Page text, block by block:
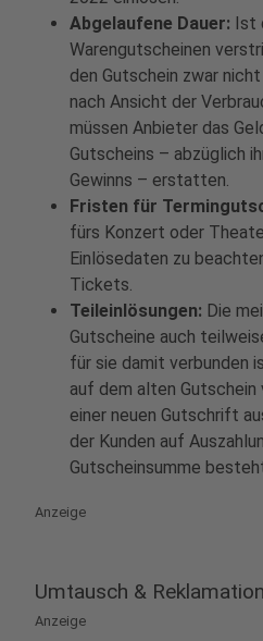
Abgelaufene Dauer: Ist
Warengutscheinen
den Gutschein zwar
nach Ansicht der
müssen Anbieter das
Gutscheins – abzüglich
Gewinns – erstatten.
Fristen für
fürs Konzert oder
Einlösedaten zu
Tickets.
Teileinlösungen: Die
Gutscheine auch
für sie damit verbunden
auf dem alten Gutschein
einer neuen Gutschrift
der Kunden auf
Gutscheinsumme
Anzeige
Umtausch & Reklamation
Anzeige